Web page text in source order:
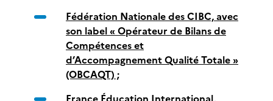
Fédération Nationale des CIBC, avec
son label « Opérateur de Bilans de
Compétences et
d’Accompagnement Qualité Totale »
(OBCAQT) ;